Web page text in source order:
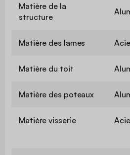
Matière de la
structure
Matière des lames
Matière du toit
Matière des poteaux
Matière visserie